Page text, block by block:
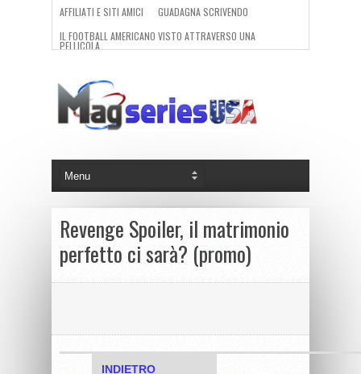
AFFILIATI E SITI AMICI
GUADAGNA SCRIVENDO
IL FOOTBALL AMERICANO VISTO ATTRAVERSO UNA
PELLICOLA.
Revenge Spoiler, il matrimonio
perfetto ci sarà? (promo)
INDIETRO